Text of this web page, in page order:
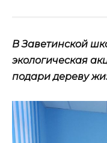
В Заветинской
экологическая
подари дереву